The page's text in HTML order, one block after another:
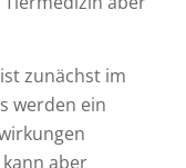
zunächst im
werden ein
aber